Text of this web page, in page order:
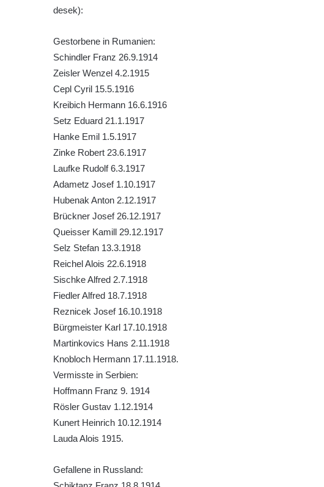
Velešíně
Hrob Jana Foitla na hřbitově ve Velešíně
Hrob Ludvíka Tůmy na hřbitově ve Velešíně
Pomník obětem 2. světové války na hřbitově
u kostela svatého Václava ve Velešíně
Pamětní deska 240 MILES TO FREEDOM u
pomníku obětem válek na náměstí J. V.
Kamarýta ve Velešíně
Pomník obětem 1. a 2. světové války na
náměstí J. V. Kamarýta ve Velešíně
Pomník obětem 1. a 2. světové války v
Římově
Pomník obětem 1. světové války v Dolním
Předoníně
Pomník obětem 2. světové války v Plavu
Pamětní deska obětem 1. světové války v
Plavu
Kenotaf Pepiho Meisela na hřbitově v
Dolním Podluží
Kenotaf Antona Klause na hřbitově v
Dolním Podluží
desek):
Gestorbene in Rumanien:
Schindler Franz 26.9.1914
Zeisler Wenzel 4.2.1915
Cepl Cyril 15.5.1916
Kreibich Hermann 16.6.1916
Setz Eduard 21.1.1917
Hanke Emil 1.5.1917
Zinke Robert 23.6.1917
Laufke Rudolf 6.3.1917
Adametz Josef 1.10.1917
Hubenak Anton 2.12.1917
Brückner Josef 26.12.1917
Queisser Kamill 29.12.1917
Selz Stefan 13.3.1918
Reichel Alois 22.6.1918
Sischke Alfred 2.7.1918
Fiedler Alfred 18.7.1918
Reznicek Josef 16.10.1918
Bürgmeister Karl 17.10.1918
Martinkovics Hans 2.11.1918
Knobloch Hermann 17.11.1918.
Vermisste in Serbien:
Hoffmann Franz 9. 1914
Rösler Gustav 1.12.1914
Kunert Heinrich 10.12.1914
Lauda Alois 1915.
Gefallene in Russland: